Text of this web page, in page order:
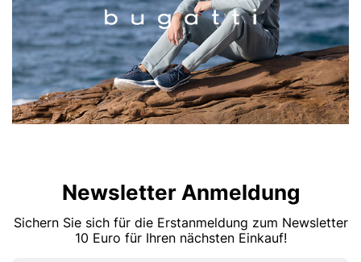
Newsletter Anmeldung
Sichern Sie sich für die Erstanmeldung zum Newsletter
10 Euro für Ihren nächsten Einkauf!